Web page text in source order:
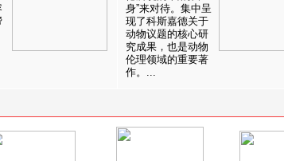
身”来对待。集中呈
现了科斯嘉德关于
动物议题的核心研
究成果，也是动物
伦理领域的重要著
作。...